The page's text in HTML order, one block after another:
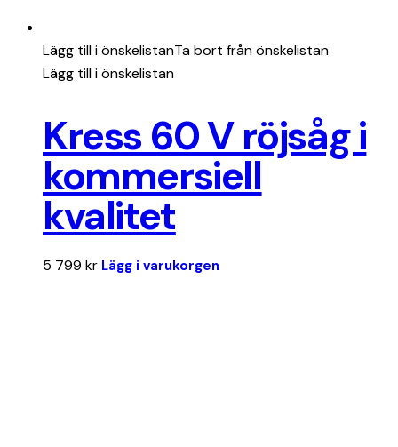
Lägg till i önskelistanTa bort från önskelistan
Lägg till i önskelistan
Kress 60 V röjsåg i
kommersiell
kvalitet
5 799 kr Lägg i varukorgen